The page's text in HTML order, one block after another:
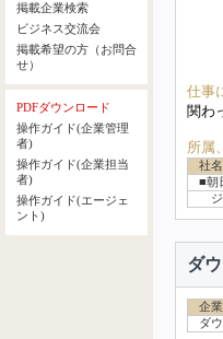
掲載企業検索
ビジネス交流会
掲載希望の方（お問合
せ）
PDFダウンロード
操作ガイド(企業管理
者)
操作ガイド(企業担当
者)
操作ガイド(エージェ
ント)
仕事
関わ
所属
社
■朝
ジ
ダ
企
ダ